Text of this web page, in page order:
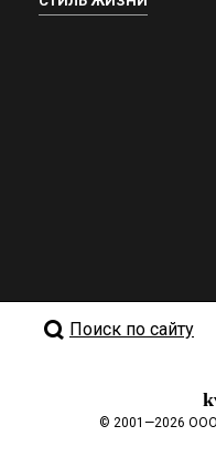
Поиск по сайту
© 2001—2026